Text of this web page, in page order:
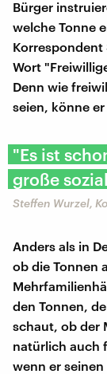
Bürger
welche Tonne
Korrespondent
Wort
Denn wie
seien, könne
"Es ist
große
Steffen Wurzel,
Anders als in
ob die Tonnen
den Tonnen,
schaut, ob der
natürlich auch
wenn er